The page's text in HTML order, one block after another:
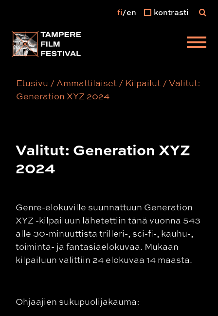
Päävalikko
fi en kontrasti
Etusivu / Ammattilaiset/ Kilpailut/ Valitut:
Generation XYZ 2024
Valitut: Generation XYZ
2024
Genre-elokuville suunnattuun Generation
XYZ -kilpailuun lähetettiin tänä vuonna 543
alle 30-minuuttista trilleri-, sci-fi-, kauhu-,
toiminta- ja fantasiaelokuvaa. Mukaan
kilpailuun valittiin 24 elokuvaa 14 maasta.
Ohjaajien sukupuolijakauma: